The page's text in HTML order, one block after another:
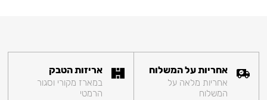
אחריות על המשלוח
אחריות מלאה על
המשלוח
אריזות הטבק
במארז מקורי וסגור
הרמטי